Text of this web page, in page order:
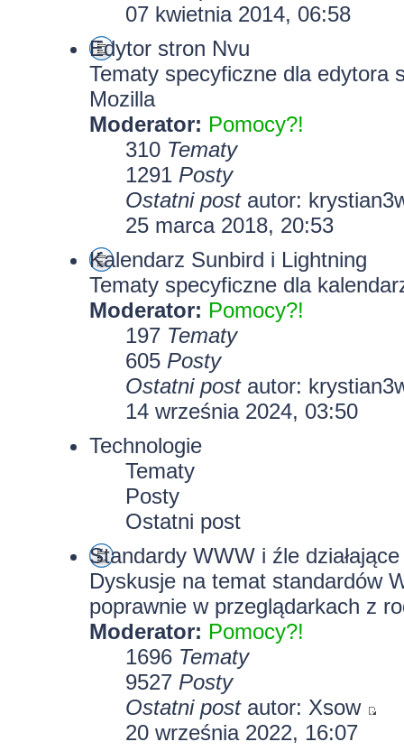
07 kwietnia 2014, 06:58
Edytor stron Nvu
Tematy specyficzne dla edytora
Mozilla
Moderator: Pomocy?!
310 Tematy
1291 Posty
Ostatni postautor:
25 marca 2018, 20:53
Kalendarz Sunbird i Lightning
Tematy specyficzne dla
Moderator: Pomocy?!
197 Tematy
605 Posty
Ostatni postautor:
14 września 2024, 03:50
Technologie
Tematy
Posty
Ostatni post
Standardy WWW i źle
Dyskusje na temat standardów
poprawnie w przeglądarkach z
Moderator: Pomocy?!
1696 Tematy
9527 Posty
Ostatni postautor: Xsow
20 września 2022, 16:07